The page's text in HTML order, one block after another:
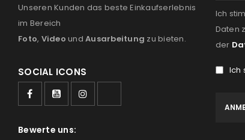
Unseren Kunden das beste Einkaufserlebnis
im Bereich
Foto, Video und Ausarbeitung zu bieten.
SOCIAL ICONS
Bewerte uns:
Ich
Daten
der
Ich